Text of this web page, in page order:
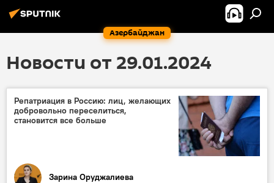
Азербайджан
Новости от 29.01.2024
Репатриация в Россию: лиц, желающих
добровольно переселиться,
становится все больше
Зарина Оруджалиева